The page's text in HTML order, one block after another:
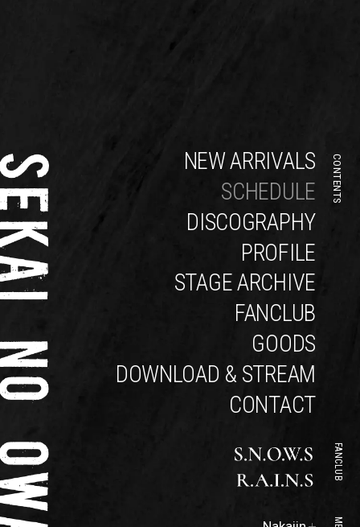
CONTENTS
NEW ARRIVALS
SCHEDULE
DISCOGRAPHY
PROFILE
STAGE ARCHIVE
FANCLUB
GOODS
DOWNLOAD & STREAM
CONTACT
FANCLUB
Official